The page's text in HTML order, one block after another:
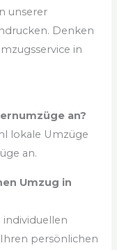
unserer
Denken
in
an?
lokale Umzüge
an.
Umzug in
individuellen
persönlichen